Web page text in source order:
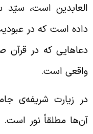
است، سیّد
است که در
که در قرآن
است.
زیارت شریفه‌ی
مطلقاً نور است.